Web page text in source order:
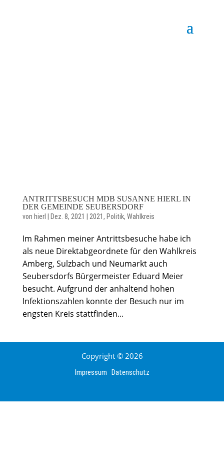
ANTRITTSBESUCH MDB SUSANNE HIERL IN
DER GEMEINDE SEUBERSDORF
von hierl Dez. 8, 2021 2021, Politik, Wahlkreis
Im Rahmen meiner Antrittsbesuche habe ich
als neue Direktabgeordnete für den Wahlkreis
Amberg, Sulzbach und Neumarkt auch
Seubersdorfs Bürgermeister Eduard Meier
besucht. Aufgrund der anhaltend hohen
Infektionszahlen konnte der Besuch nur im
engsten Kreis stattfinden...
Copyright © 2026
Impressum Datenschutz